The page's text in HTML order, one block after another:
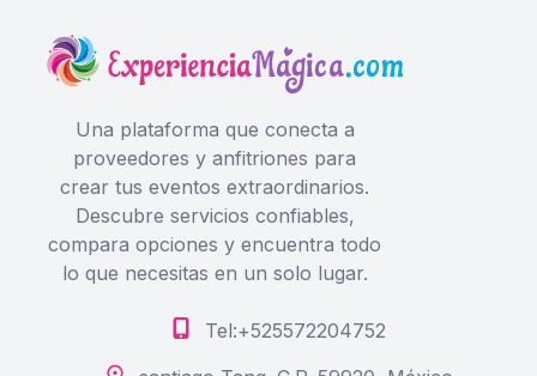
Una plataforma que conecta a
proveedores y anfitriones para
crear tus eventos extraordinarios.
Descubre servicios confiables,
compara opciones y encuentra todo
lo que necesitas en un solo lugar.
Tel:+525572204752